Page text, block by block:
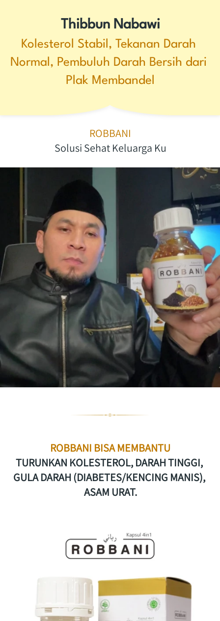
Thibbun Nabawi
Kolesterol Stabil, Tekanan Darah
Normal, Pembuluh Darah Bersih dari
Plak Membandel
ROBBANI
Solusi Sehat Keluarga Ku
ROBBANI BISA MEMBANTU
TURUNKAN KOLESTEROL, DARAH TINGGI,
GULA DARAH (DIABETES/KENCING MANIS),
ASAM URAT.